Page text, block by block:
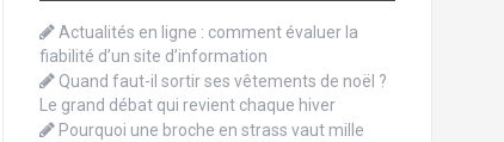
Actualités en ligne : comment évaluer la
fiabilité d’un site d’information
Quand faut-il sortir ses vêtements de noël ?
Le grand débat qui revient chaque hiver
Pourquoi une broche en strass vaut mille